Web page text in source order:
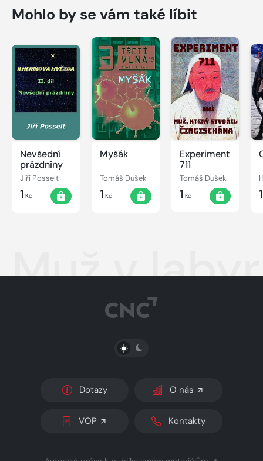
Mohlo by se vám také líbit
Nevšední
prázdniny
Jiří Posselt
1 Kč
Myšák
Tomáš Dušek
1 Kč
Experiment
711
Tomáš Dušek
1 Kč
Muž v
PŘEPNOUT SVĚTLÝ/TMAVÝ REŽIM
Dotazy O nás
VOP Kontakty